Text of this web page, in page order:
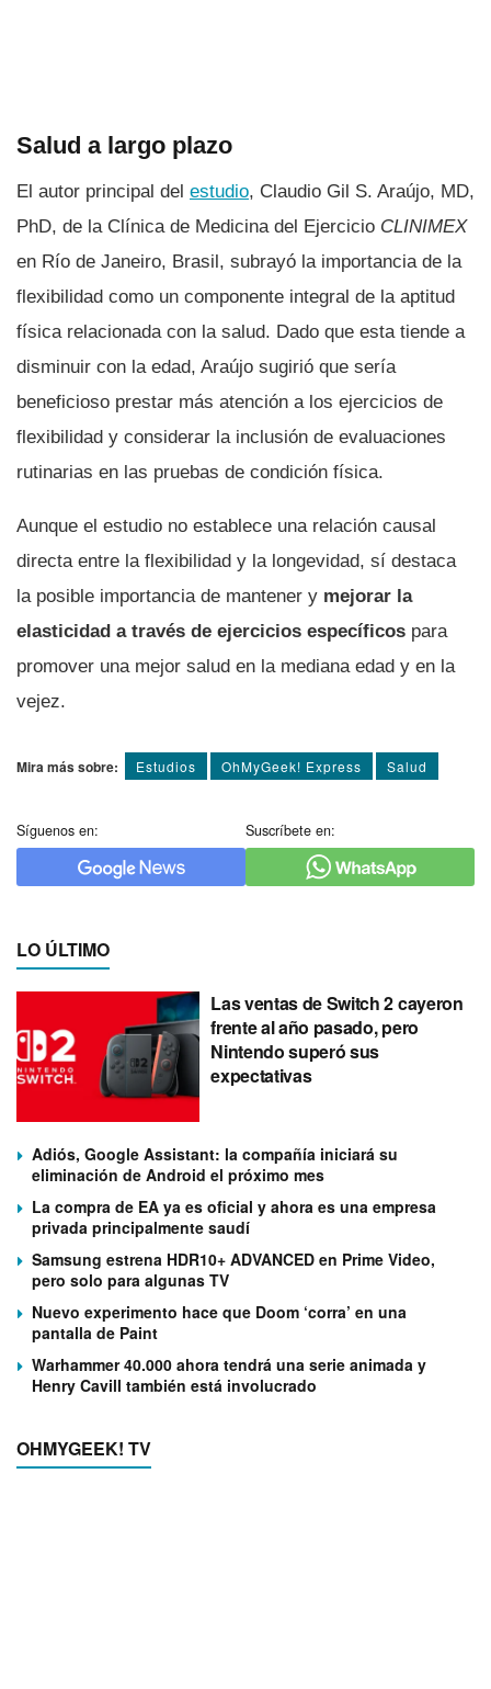
Salud a largo plazo
El autor principal del estudio, Claudio Gil S. Araújo, MD,
PhD, de la Clínica de Medicina del Ejercicio CLINIMEX
en Río de Janeiro, Brasil, subrayó la importancia de la
flexibilidad como un componente integral de la aptitud
física relacionada con la salud. Dado que esta tiende a
disminuir con la edad, Araújo sugirió que sería
beneficioso prestar más atención a los ejercicios de
flexibilidad y considerar la inclusión de evaluaciones
rutinarias en las pruebas de condición física.
Aunque el estudio no establece una relación causal
directa entre la flexibilidad y la longevidad, sí destaca
la posible importancia de mantener y mejorar la
elasticidad a través de ejercicios específicos para
promover una mejor salud en la mediana edad y en la
vejez.
Mira más sobre: Estudios OhMyGeek! Express Salud
Síguenos en: Suscríbete en:
LO ÚLTIMO
Las ventas de Switch 2 cayeron
frente al año pasado, pero
Nintendo superó sus
expectativas
Adiós, Google Assistant: la compañía iniciará su
eliminación de Android el próximo mes
La compra de EA ya es oficial y ahora es una empresa
privada principalmente saudí
Samsung estrena HDR10+ ADVANCED en Prime Video,
pero solo para algunas TV
Nuevo experimento hace que Doom ‘corra’ en una
pantalla de Paint
Warhammer 40.000 ahora tendrá una serie animada y
Henry Cavill también está involucrado
OHMYGEEK! TV